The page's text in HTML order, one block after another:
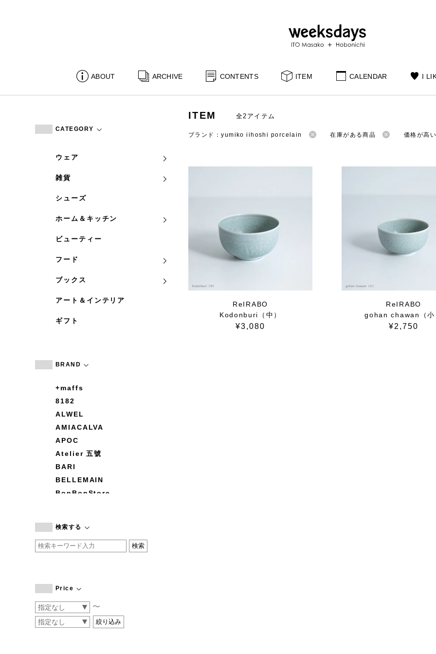
ABOUT ARCHIVE CONTENTS ITEM CALENDAR I
CATEGORY
ウェア
雑貨
シューズ
ホーム＆キッチン
ビューティー
フード
ブックス
アート＆インテリア
ギフト
BRAND
+maffs
8182
ALWEL
AMIACALVA
APOC
Atelier 五號
BARI
BELLEMAIN
BonBonStore
by basics
CATWORTH
COGTHEBIGSMOKE
CONVERSE
DEAN & DELUCA
検索する
Price
〜
ITEM 全2アイテム
ブランド：yumiko iihoshi porcelain 在庫がある商品 価格が高
ReIRABO
Kodonburi（中）
¥3,080
ReIRABO
gohan chawan（小
¥2,750